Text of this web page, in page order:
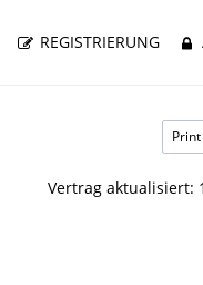
REGISTRIERUNG
Print
Vertrag aktualisiert: